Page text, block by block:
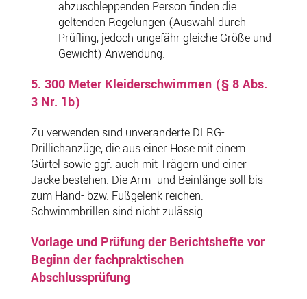
abzuschleppenden Person finden die
geltenden Regelungen (Auswahl durch
Prüfling, jedoch ungefähr gleiche Größe und
Gewicht) Anwendung.
5. 300 Meter Kleiderschwimmen (§ 8 Abs.
3 Nr. 1b)
Zu verwenden sind unveränderte DLRG-
Drillichanzüge, die aus einer Hose mit einem
Gürtel sowie ggf. auch mit Trägern und einer
Jacke bestehen. Die Arm- und Beinlänge soll bis
zum Hand- bzw. Fußgelenk reichen.
Schwimmbrillen sind nicht zulässig.
Vorlage und Prüfung der Berichtshefte vor
Beginn der fachpraktischen
Abschlussprüfung